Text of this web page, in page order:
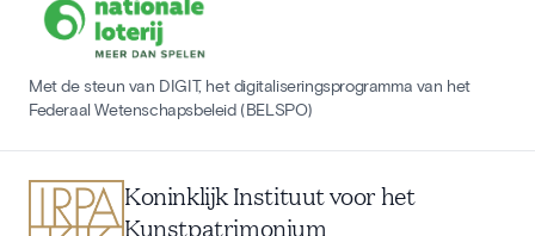
Met de steun van DIGIT, het digitaliseringsprogramma van het
Federaal Wetenschapsbeleid (BELSPO)
Koninklijk Instituut voor het
Kunstpatrimonium